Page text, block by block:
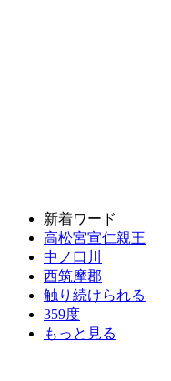
新着ワード
高松宮宣仁親王
中ノ口川
西筑摩郡
触り続けられる
359度
もっと見る